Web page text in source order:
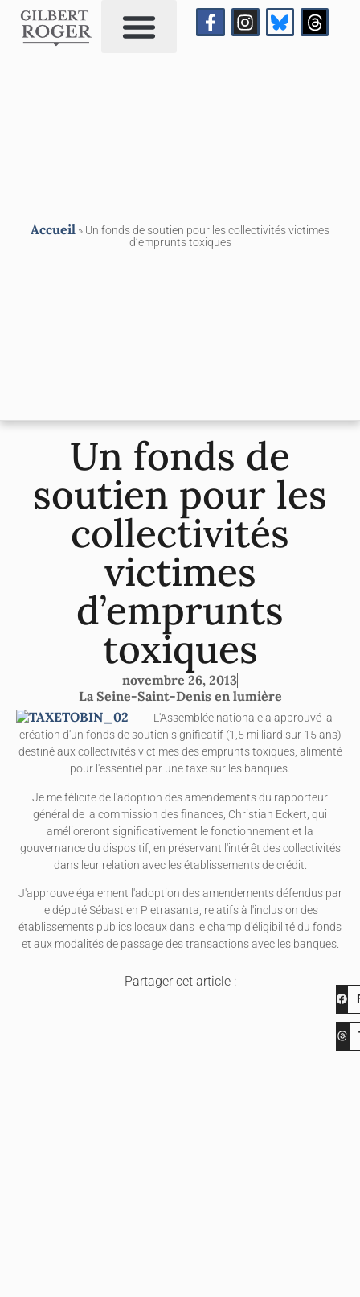
Accueil » Un fonds de soutien pour les collectivités victimes
d’emprunts toxiques
Un fonds de
soutien pour les
collectivités
victimes
d’emprunts
toxiques
novembre 26, 2013
La Seine-Saint-Denis en lumière
L'Assemblée nationale a approuvé la
création d'un fonds de soutien significatif (1,5 milliard sur 15 ans)
destiné aux collectivités victimes des emprunts toxiques, alimenté
pour l'essentiel par une taxe sur les banques.
Je me félicite de l'adoption des amendements du rapporteur
général de la commission des finances, Christian Eckert, qui
amélioreront significativement le fonctionnement et la
gouvernance du dispositif, en préservant l'intérêt des collectivités
dans leur relation avec les établissements de crédit.
J'approuve également l'adoption des amendements défendus par
le député Sébastien Pietrasanta, relatifs à l'inclusion des
établissements publics locaux dans le champ d'éligibilité du fonds
et aux modalités de passage des transactions avec les banques.
Partager cet article :